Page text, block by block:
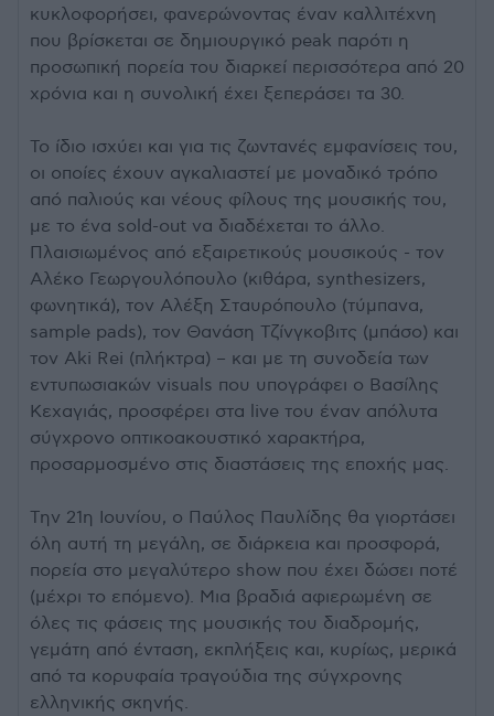
κυκλοφορήσει, φανερώνοντας έναν καλλιτέχνη
που βρίσκεται σε δημιουργικό peak παρότι η
προσωπική πορεία του διαρκεί περισσότερα από 20
χρόνια και η συνολική έχει ξεπεράσει τα 30.
Το ίδιο ισχύει και για τις ζωντανές εμφανίσεις του,
οι οποίες έχουν αγκαλιαστεί με μοναδικό τρόπο
από παλιούς και νέους φίλους της μουσικής του,
με το ένα sold-out να διαδέχεται το άλλο.
Πλαισιωμένος από εξαιρετικούς μουσικούς - τον
Αλέκο Γεωργουλόπουλο (κιθάρα, synthesizers,
φωνητικά), τον Αλέξη Σταυρόπουλο (τύμπανα,
sample pads), τον Θανάση Τζίνγκοβιτς (μπάσο) και
τον Aki Rei (πλήκτρα) – και με τη συνοδεία των
εντυπωσιακών visuals που υπογράφει ο Βασίλης
Κεχαγιάς, προσφέρει στα live του έναν απόλυτα
σύγχρονο οπτικοακουστικό χαρακτήρα,
προσαρμοσμένο στις διαστάσεις της εποχής μας.
Την 21η Ιουνίου, ο Παύλος Παυλίδης θα γιορτάσει
όλη αυτή τη μεγάλη, σε διάρκεια και προσφορά,
πορεία στο μεγαλύτερο show που έχει δώσει ποτέ
(μέχρι το επόμενο). Μια βραδιά αφιερωμένη σε
όλες τις φάσεις της μουσικής του διαδρομής,
γεμάτη από ένταση, εκπλήξεις και, κυρίως, μερικά
από τα κορυφαία τραγούδια της σύγχρονης
ελληνικής σκηνής.